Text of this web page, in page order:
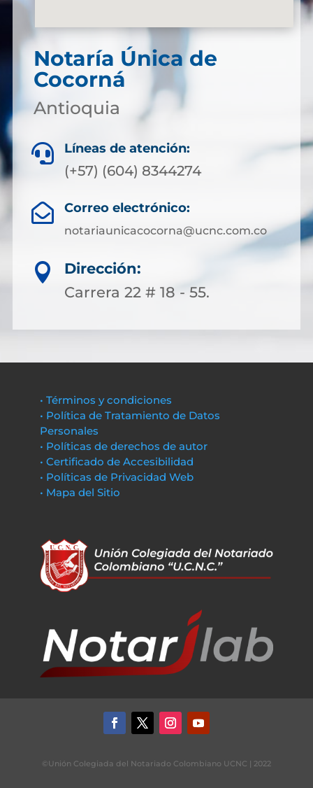
Notaría Única de
Cocorná
Antioquia
 Líneas de atención:
(+57) (604) 8344274
 Correo electrónico:
notariaunicacocorna@ucnc.com.co

Dirección:
Carrera 22 # 18 - 55.
• Términos y condiciones
• Política de Tratamiento de Datos
Personales
• Políticas de derechos de autor
• Certificado de Accesibilidad
• Políticas de Privacidad Web
• Mapa del Sitio
©Unión Colegiada del Notariado Colombiano UCNC | 2022